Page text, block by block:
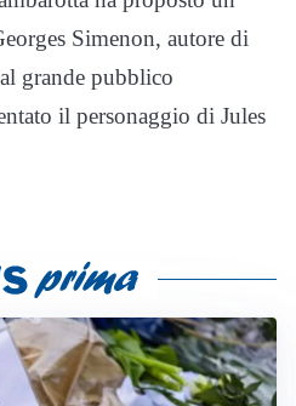
Simenon, autore di
grande pubblico
il personaggio di Jules